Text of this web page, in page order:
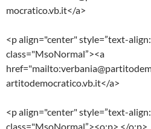
mocratico.vb.it</a>
<p align="center" style=”text-
class="MsoNormal”><a
artitodemocratico.vb.it</a>
<p align="center" style=”text-
class="MsoNormal”><o:p> </o:p>